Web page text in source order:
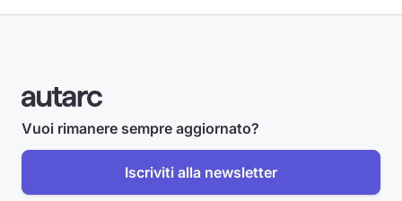
Vuoi rimanere sempre aggiornato?
Iscriviti alla newsletter